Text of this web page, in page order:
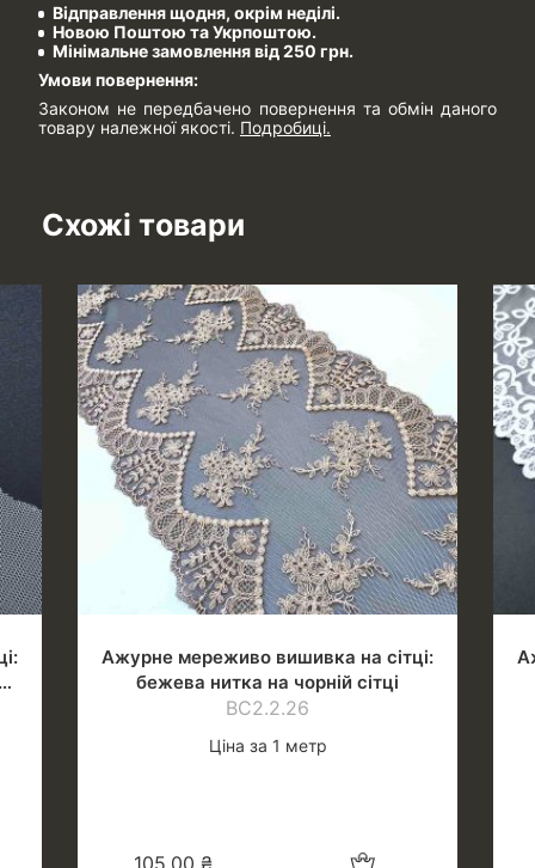
Відправлення щодня, окрім неділі.
Новою Поштою та Укрпоштою.
Мінімальне замовлення від 250 грн.
Умови повернення:
Законом не передбачено повернення та обмін даного
товару належної якості. Подробиці.
Схожі товари
Ажурне мереживо вишивка на сітці:
бежева нитка на чорній сітці
ВС2.2.26
Ціна за 1 метр